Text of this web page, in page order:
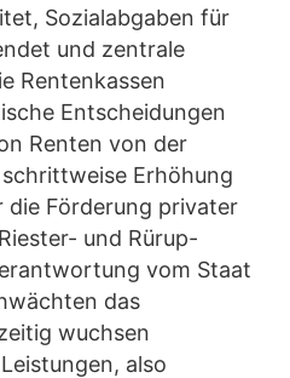
Sozialabgaben für
und zentrale
Rentenkassen
Entscheidungen
Renten von der
Erhöhung
die Förderung privater
und Rürup-
vom Staat
das
wuchsen
also